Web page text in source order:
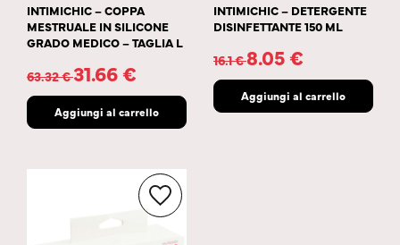
INTIMICHIC – COPPA
MESTRUALE IN SILICONE
GRADO MEDICO – TAGLIA L
63.32€31.66€
Aggiungi al carrello
INTIMICHIC – DETERGENTE
DISINFETTANTE 150 ML
16.1€ 8.05€
Aggiungi al carrello